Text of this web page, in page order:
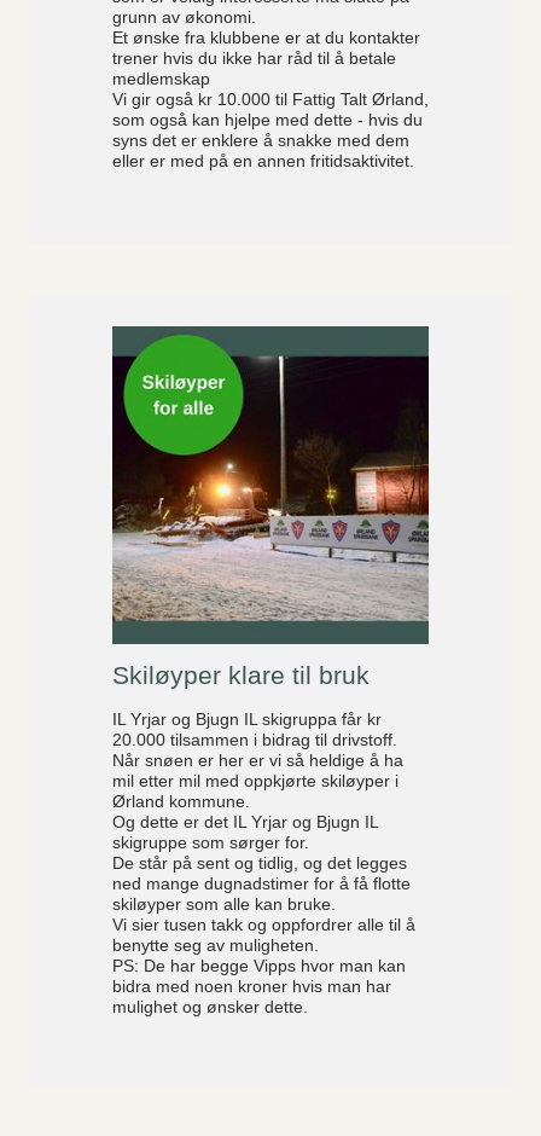
grunn av økonomi.
Et ønske fra klubbene er at du kontakter
trener hvis du ikke har råd til å betale
medlemskap
Vi gir også kr 10.000 til Fattig Talt Ørland,
som også kan hjelpe med dette - hvis du
syns det er enklere å snakke med dem
eller er med på en annen fritidsaktivitet.
Skiløyper klare til bruk
IL Yrjar og Bjugn IL skigruppa får kr
20.000 tilsammen i bidrag til drivstoff.
Når snøen er her er vi så heldige å ha
mil etter mil med oppkjørte skiløyper i
Ørland kommune.
Og dette er det IL Yrjar og Bjugn IL
skigruppe som sørger for.
De står på sent og tidlig, og det legges
ned mange dugnadstimer for å få flotte
skiløyper som alle kan bruke.
Vi sier tusen takk og oppfordrer alle til å
benytte seg av muligheten.
PS: De har begge Vipps hvor man kan
bidra med noen kroner hvis man har
mulighet og ønsker dette.